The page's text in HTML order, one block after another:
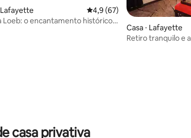
média de 5, 470 avaliações
Lafayette 4,9 de uma avaliação média
4,9 (67)
Loeb: o encantamento histórico
Casa ⋅ Lafayette
Retiro tranquilo e
casa privativa